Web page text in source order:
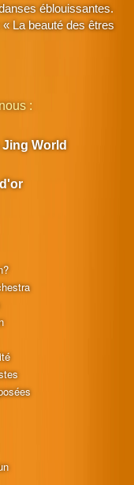
éblouissantes.
La beauté des êtres
:
World